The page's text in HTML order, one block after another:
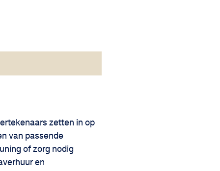
zetten in op
van passende
of zorg nodig
en